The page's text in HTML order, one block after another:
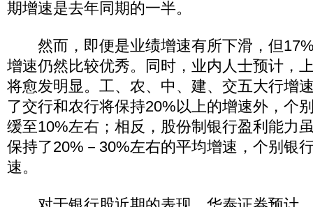
期增速是去年同期的一半。
然而，即便是业绩增速有所下滑，但
增速仍然比较优秀。同时，业内人士预计，
将愈发明显。工、农、中、建、交五大行增
了交行和农行将保持20%以上的增速外，个
缓至10%左右；相反，股份制银行盈利能力
保持了20%－30%左右的平均增速，个别银
速。